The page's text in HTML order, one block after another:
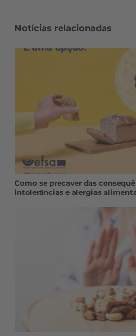
Notícias relacionadas
Como se precaver das
intolerâncias e alergias